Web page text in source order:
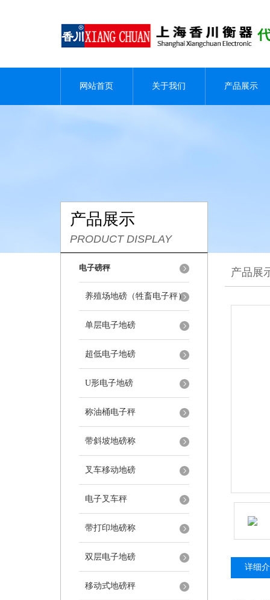
网站首页 关于我们 产品展示
产品展示
PRODUCT DISPLAY
电子磅秤
养殖场地磅（牲畜电子秤）
单层电子地磅
超低电子地磅
U形电子地磅
称油桶电子秤
带斜坡地磅称
叉车移动地磅
电子叉车秤
带打印地磅称
双层电子地磅
移动式地磅秤
产品展
详细